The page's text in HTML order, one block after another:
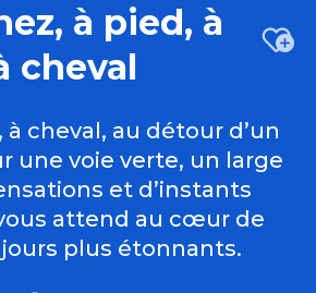
à pied, à
cheval
à cheval, au détour d’un
une voie verte, un large
et d’instants
attend au cœur de
plus étonnants.